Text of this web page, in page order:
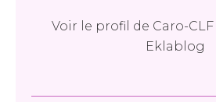
Voir le profil de Caro-CLF
Eklablog